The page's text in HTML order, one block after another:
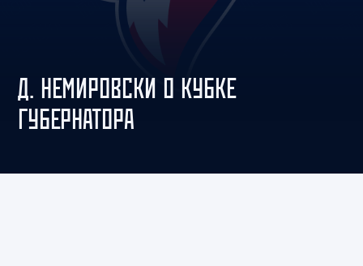
Д. НЕМИРОВСКИ О КУБКЕ
ГУБЕРНАТОРА